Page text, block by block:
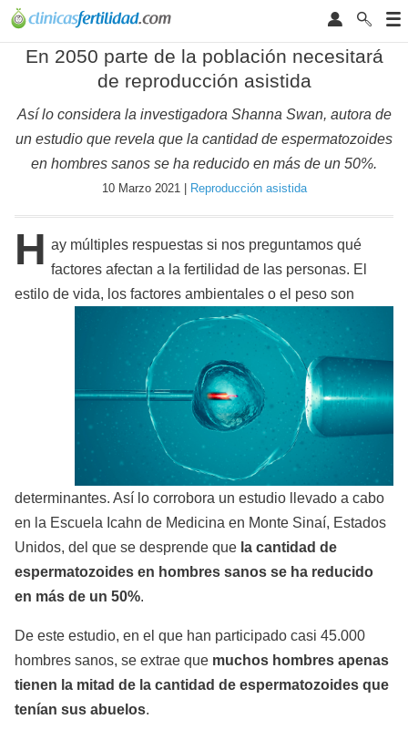
En 2050 parte de la población necesitará
de reproducción asistida
Así lo considera la investigadora Shanna Swan, autora de
un estudio que revela que la cantidad de espermatozoides
en hombres sanos se ha reducido en más de un 50%.
10 Marzo 2021 | Reproducción asistida
H ay múltiples respuestas si nos preguntamos qué
factores afectan a la fertilidad de las personas. El
estilo de vida, los factores ambientales o el peso son
determinantes. Así lo corrobora un estudio llevado a cabo
en la Escuela Icahn de Medicina en Monte Sinaí, Estados
Unidos, del que se desprende que la cantidad de
espermatozoides en hombres sanos se ha reducido
en más de un 50%.
De este estudio, en el que han participado casi 45.000
hombres sanos, se extrae que muchos hombres apenas
tienen la mitad de la cantidad de espermatozoides que
tenían sus abuelos.